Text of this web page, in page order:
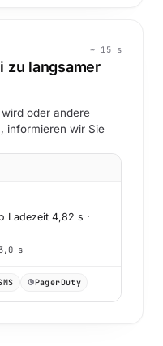
~ 15 s
zu langsamer
oder andere
informieren wir Sie
Ladezeit 4,82 s ·
s
PagerDuty